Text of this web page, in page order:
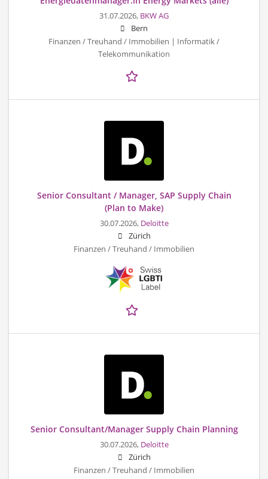
31.07.2026, BKW AG
Bern
Finanzen / Treuhand / Immobilien | Informatik /
Telekommunikation
Senior Consultant / Manager, SAP Supply Chain
(Plan to Make)
30.07.2026, Deloitte
Zürich
Finanzen / Treuhand / Immobilien
Senior Consultant/Manager Supply Chain Planning
30.07.2026, Deloitte
Zürich
Finanzen / Treuhand / Immobilien